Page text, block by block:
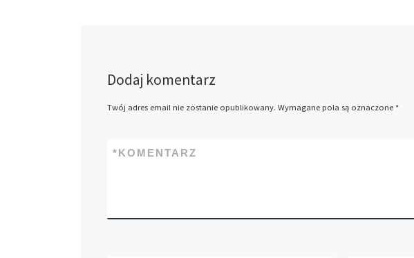
Dodaj komentarz
Twój adres email nie zostanie opublikowany. Wymagane pola są oznaczone *
KOMENTARZ
*